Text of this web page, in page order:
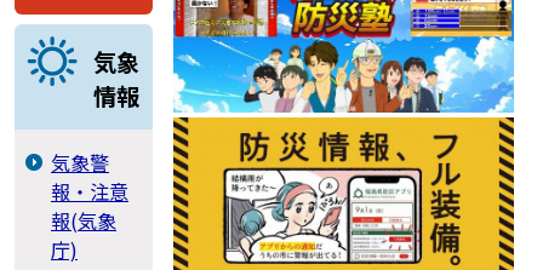
気象
情報
気象警
報・注意
報(気象
庁)